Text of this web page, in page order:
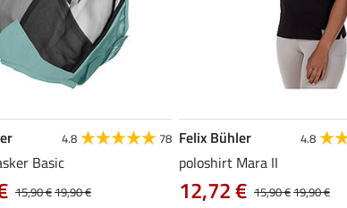
4.8 78
Basic
15,90 €19,90 €
Felix Bühler 4.8
poloshirt Mara II
15,90 €19,90 €
12,72 €